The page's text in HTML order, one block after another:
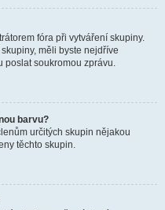
fóra při vytváření skupiny.
měli byste nejdříve
poslat soukromou zprávu.
barvu?
určitých skupin nějakou
těchto skupin.